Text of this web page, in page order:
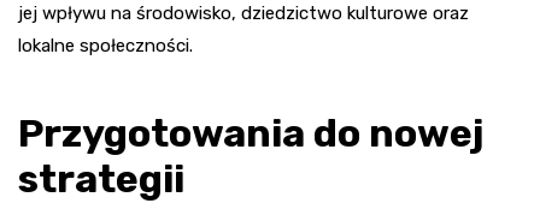
jej wpływu na środowisko, dziedzictwo kulturowe oraz
lokalne społeczności.
Przygotowania do nowej
strategii